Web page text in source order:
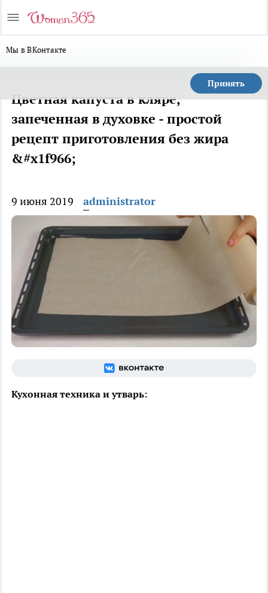
Мы в ВКонтакте
Принять
Цветная капуста в кляре,
запеченная в духовке - простой
рецепт приготовления без жира
&#x1f966;
9 июня 2019 administrator
Кухонная техника и утварь: